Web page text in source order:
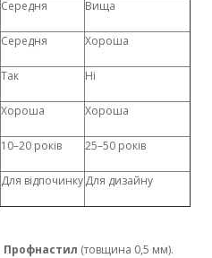
Середня Вища
Середня Хороша
Так Ні
Хороша Хороша
10–20 років 25–50 років
Для відпочинкуДля дизайну
Профнастил (товщина 0,5 мм).